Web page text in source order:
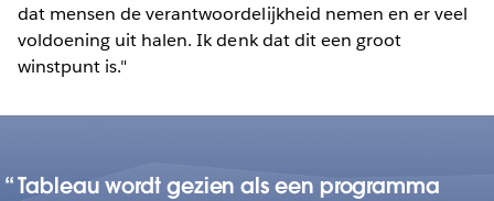
dat mensen de verantwoordelijkheid nemen en er veel
voldoening uit halen. Ik denk dat dit een groot
winstpunt is."
Tableau wordt gezien als een programma